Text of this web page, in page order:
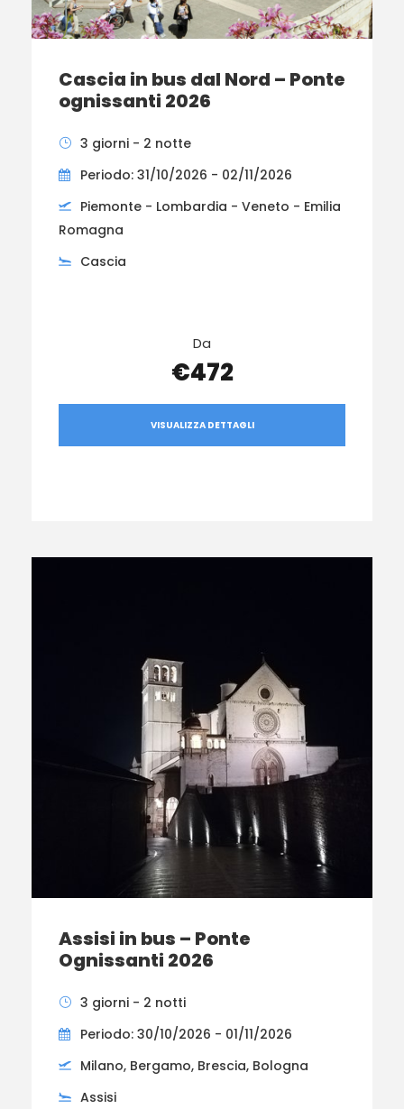
Cascia in bus dal Nord – Ponte
ognissanti 2026
3 giorni - 2 notte
Periodo: 31/10/2026 - 02/11/2026
Piemonte - Lombardia - Veneto - Emilia
Romagna
Cascia
Da
€472
VISUALIZZA DETTAGLI
Assisi in bus – Ponte
Ognissanti 2026
3 giorni - 2 notti
Periodo: 30/10/2026 - 01/11/2026
Milano, Bergamo, Brescia, Bologna
Assisi